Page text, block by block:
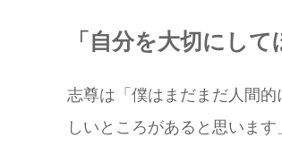
「自分を大切にして
志尊は「僕はまだまだ人間
しいところがあると思います